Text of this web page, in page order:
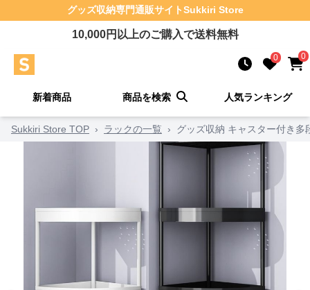
グッズ収納専門通販サイトSukkiri Store
10,000円以上のご購入で送料無料
0 0
新着商品 商品を検索 人気ランキング
Sukkiri Store TOP › ラックの一覧 › グッズ収納 キャスター付き多